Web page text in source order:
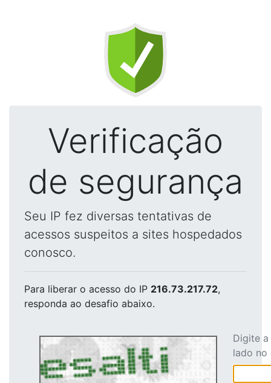
Verificação
de segurança
Seu IP fez diversas tentativas de
acessos suspeitos a sites hospedados
conosco.
Para liberar o acesso do IP 216.73.217.72,
responda ao desafio abaixo.
Digite
lado no